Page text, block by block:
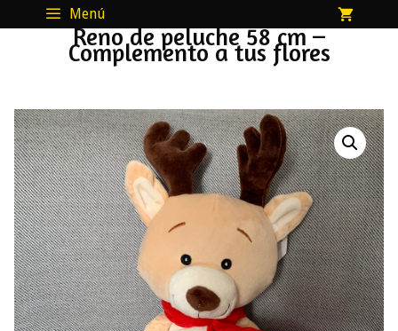
Saltar
Menú
Reno de peluche 58 cm –
Complemento a tus flores